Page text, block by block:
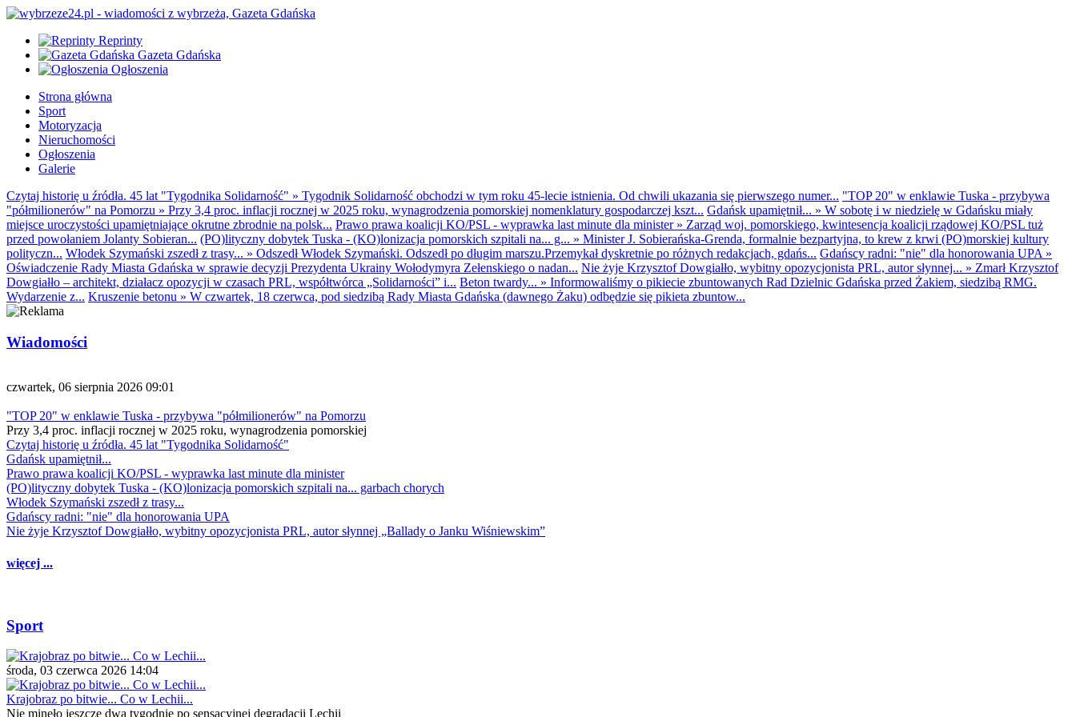
Reprinty
Gazeta Gdańska
Ogłoszenia
Strona główna
Sport
Motoryzacja
Nieruchomości
Ogłoszenia
Galerie
Czytaj historię u źródła. 45 lat "Tygodnika Solidarność" » Tygodnik Solidarność obchodzi w tym roku 45-lecie istnienia. Od chwili ukazania się pierwszego numer... "TOP 20" w enklawie Tuska - przybywa
"półmilionerów" na Pomorzu » Przy 3,4 proc. inflacji rocznej w 2025 roku, wynagrodzenia pomorskiej nomenklatury gospodarczej kszt... Gdańsk upamiętnił... » W sobotę i w niedzielę w Gdańsku miały
miejsce uroczystości upamiętniające okrutne zbrodnie na polsk... Prawo prawa koalicji KO/PSL - wyprawka last minute dla minister» Zarząd woj. pomorskiego, kwintesencja koalicji rządowej KO/PSL tuż
przed powołaniem Jolanty Sobieran... (PO)lityczny dobytek Tuska - (KO)lonizacja pomorskich szpitali na... g... » Minister J. Sobierańska-Grenda, formalnie bezpartyjna, to krew z krwi (PO)morskiej kultury
polityczn... Włodek Szymański zszedł z trasy... » Odszedł Włodek Szymański. Odszedł po długim marszu.Przemykał dyskretnie po różnych redakcjach, gdańs... Gdańscy radni: "nie" dla honorowania UPA »
Oświadczenie Rady Miasta Gdańska w sprawie decyzji Prezydenta Ukrainy Wołodymyra Zełenskiego o nadan... Nie żyje Krzysztof Dowgiałło, wybitny opozycjonista PRL, autor słynnej... » Zmarł Krzysztof
Dowgiałło – architekt, działacz opozycji w czasach PRL, współtwórca „Solidarności” i... Beton twardy... » Informowaliśmy o pikiecie zbuntowanych Rad Dzielnic Gdańska przed Żakiem, siedzibą RMG.
Wydarzenie z... Kruszenie betonu » W czwartek, 18 czerwca, pod siedzibą Rady Miasta Gdańska (dawnego Żaku) odbędzie się pikieta zbuntow...
Wiadomości
czwartek, 06 sierpnia 2026 09:01
"TOP 20" w enklawie Tuska - przybywa "półmilionerów" na Pomorzu
Przy 3,4 proc. inflacji rocznej w 2025 roku, wynagrodzenia pomorskiej
Czytaj historię u źródła. 45 lat "Tygodnika Solidarność"
Gdańsk upamiętnił...
Prawo prawa koalicji KO/PSL - wyprawka last minute dla minister
(PO)lityczny dobytek Tuska - (KO)lonizacja pomorskich szpitali na... garbach chorych
Włodek Szymański zszedł z trasy...
Gdańscy radni: "nie" dla honorowania UPA
Nie żyje Krzysztof Dowgiałło, wybitny opozycjonista PRL, autor słynnej „Ballady o Janku Wiśniewskim”
więcej ...
Sport
środa, 03 czerwca 2026 14:04
Krajobraz po bitwie... Co w Lechii...
Nie minęło jeszcze dwa tygodnie po sensacyjnej degradacji Lechii